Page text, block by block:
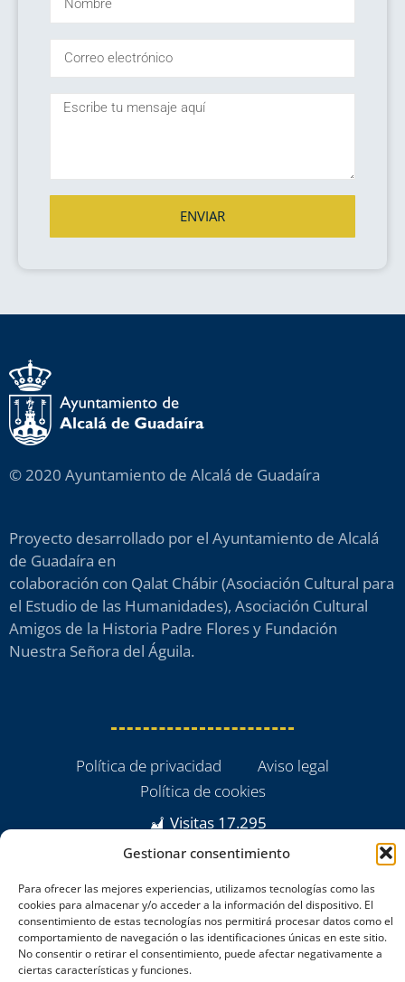
Gestionar consentimiento
Para ofrecer las mejores experiencias, utilizamos tecnologías como las
cookies para almacenar y/o acceder a la información del dispositivo. El
consentimiento de estas tecnologías nos permitirá procesar datos como el
comportamiento de navegación o las identificaciones únicas en este sitio.
No consentir o retirar el consentimiento, puede afectar negativamente a
ciertas características y funciones.
ENVIAR
© 2020 Ayuntamiento de Alcalá de Guadaíra
Proyecto desarrollado por el Ayuntamiento de Alcalá
de Guadaíra en
colaboración con Qalat Chábir (Asociación Cultural para
el Estudio de las Humanidades), Asociación Cultural
Amigos de la Historia Padre Flores y Fundación
Nuestra Señora del Águila.
Política de privacidad
Aviso legal
Política de cookies
Visitas 17.295
powered by